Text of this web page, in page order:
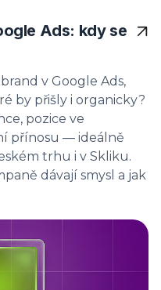
Ads: kdy se
v Google Ads,
by přišly i organicky?
pozice ve
přínosu — ideálně
trhu i v Skliku.
dávají smysl a jak